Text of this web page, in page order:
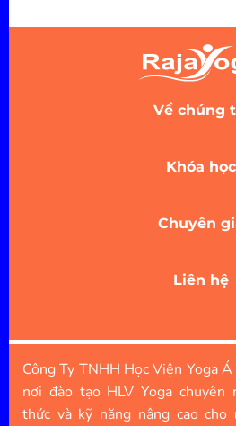
Về chúng
Khóa học
Chuyên
Liên hệ
Công Ty TNHH Học Viện Yoga
nơi đào tạo HLV Yoga chuyên
thức và kỹ năng nâng cao cho